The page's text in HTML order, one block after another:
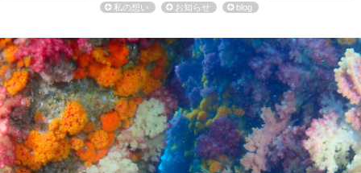
私の想い
お知らせ blog